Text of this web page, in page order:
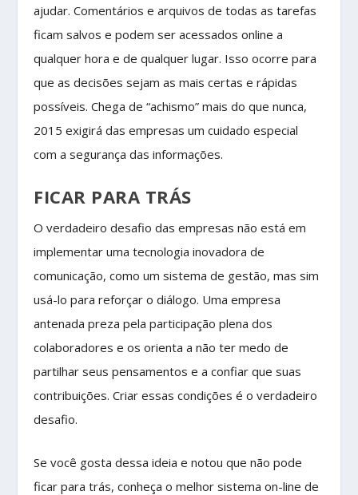
ajudar. Comentários e arquivos de todas as tarefas
ficam salvos e podem ser acessados online a
qualquer hora e de qualquer lugar. Isso ocorre para
que as decisões sejam as mais certas e rápidas
possíveis. Chega de “achismo” mais do que nunca,
2015 exigirá das empresas um cuidado especial
com a segurança das informações.
FICAR PARA TRÁS
O verdadeiro desafio das empresas não está em
implementar uma tecnologia inovadora de
comunicação, como um sistema de gestão, mas sim
usá-lo para reforçar o diálogo. Uma empresa
antenada preza pela participação plena dos
colaboradores e os orienta a não ter medo de
partilhar seus pensamentos e a confiar que suas
contribuições. Criar essas condições é o verdadeiro
desafio.
Se você gosta dessa ideia e notou que não pode
ficar para trás, conheça o melhor sistema on-line de